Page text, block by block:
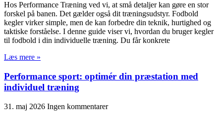
Hos Performance Træning ved vi, at små detaljer kan gøre en stor
forskel på banen. Det gælder også dit træningsudstyr. Fodbold
kegler virker simple, men de kan forbedre din teknik, hurtighed og
taktiske forståelse. I denne guide viser vi, hvordan du bruger kegler
til fodbold i din individuelle træning. Du får konkrete
Læs mere »
Performance sport: optimér din præstation med
individuel træning
31. maj 2026 Ingen kommentarer